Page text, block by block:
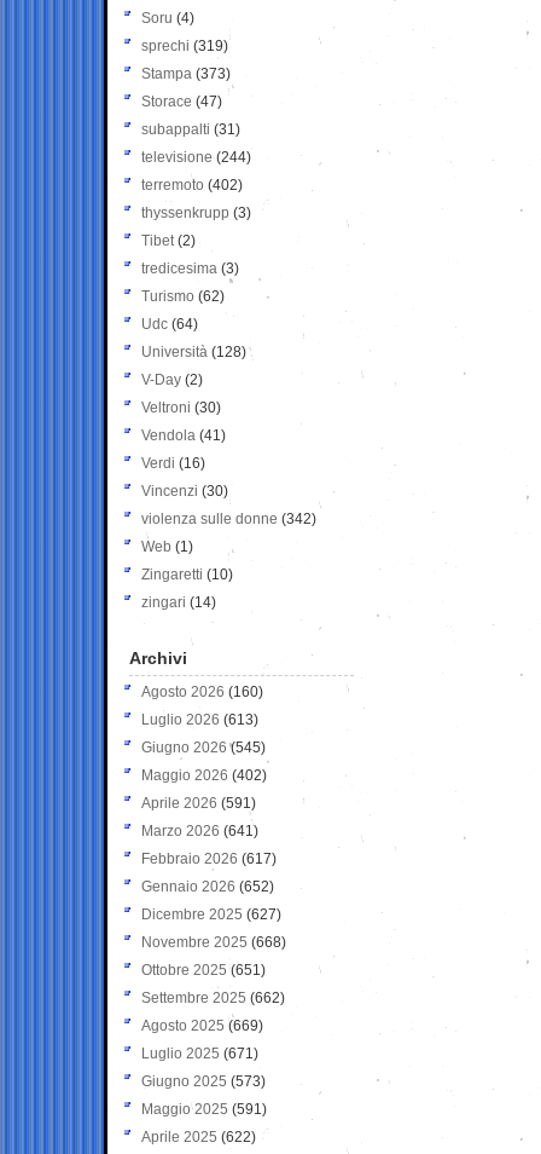
Soru (4)
sprechi (319)
Stampa (373)
Storace (47)
subappalti (31)
televisione(244)
terremoto (402)
thyssenkrupp (3)
Tibet(2)
tredicesima (3)
Turismo (62)
Udc (64)
Università (128)
V-Day (2)
Veltroni (30)
Vendola (41)
Verdi (16)
Vincenzi (30)
violenza sulle donne (342)
Web (1)
Zingaretti (10)
zingari (14)
Archivi
Agosto 2026 (160)
Luglio 2026 (613)
Giugno 2026 (545)
Maggio 2026 (402)
Aprile 2026 (591)
Marzo 2026 (641)
Febbraio 2026 (617)
Gennaio 2026 (652)
Dicembre 2025 (627)
Novembre 2025 (668)
Ottobre 2025 (651)
Settembre 2025 (662)
Agosto 2025 (669)
Luglio 2025 (671)
Giugno 2025 (573)
Maggio 2025 (591)
Aprile 2025 (622)